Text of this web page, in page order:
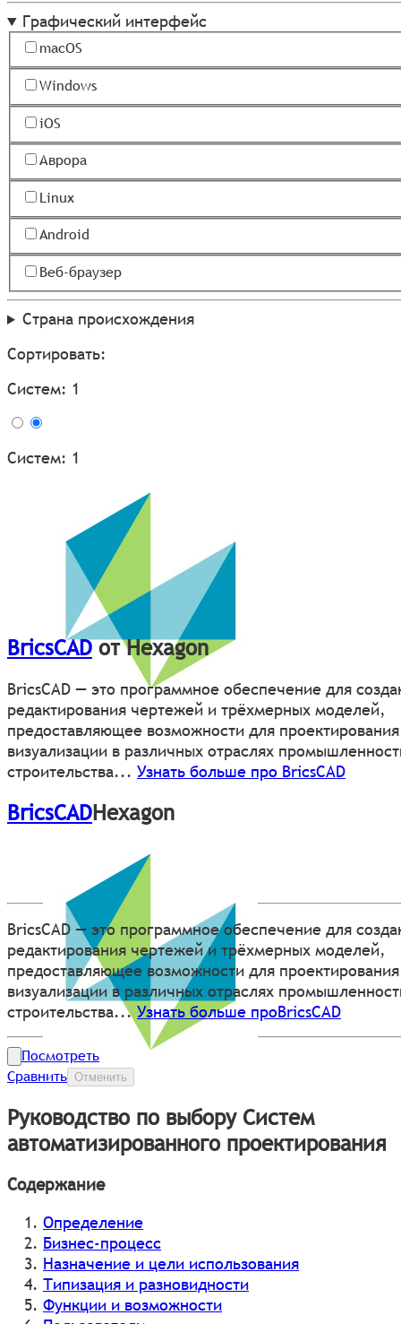
Графический интерфейс
macOS
Windows
iOS
Аврора
Linux
Android
Веб-браузер
Страна происхождения
Сортировать:
Систем: 1
Систем: 1
BricsCADот Hexagon
BricsCAD — это программное обеспечение для
редактирования чертежей и трёхмерных моделей,
предоставляющее возможности для
визуализации в различных отраслях
строительства... Узнать больше про BricsCAD
BricsCADHexagon
BricsCAD — это программное обеспечение для
редактирования чертежей и трёхмерных моделей,
предоставляющее возможности для
визуализации в различных отраслях
строительства... Узнать больше проBricsCAD
Посмотреть
Сравнить Отменить
Руководство по выбору Систем
автоматизированного проектирования
Содержание
Определение
Бизнес-процесс
Назначение и цели использования
Типизация и разновидности
Функции и возможности